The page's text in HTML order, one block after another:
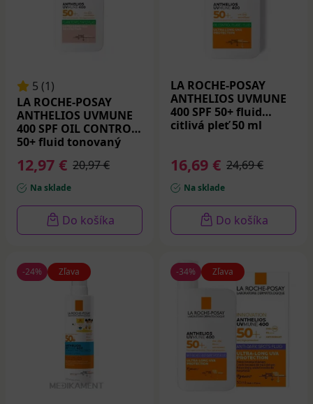
5 (1)
LA ROCHE-POSAY
ANTHELIOS UVMUNE
400 SPF OIL CONTROL
50+ fluid tonovaný
12,97 € 20,97 €
Na sklade
Do košíka
LA ROCHE-POSAY
ANTHELIOS UVMUNE
400 SPF 50+ fluid
citlivá pleť 50 ml
16,69 € 24,69 €
Na sklade
Do košíka
-24% Zľava -34% Zľava